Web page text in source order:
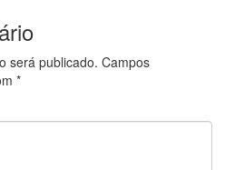
será publicado. Campos
*